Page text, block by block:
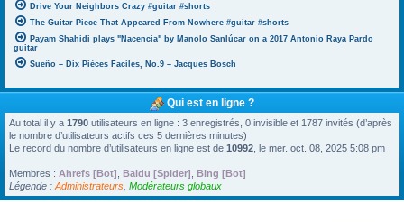
Drive Your Neighbors Crazy #guitar #shorts
The Guitar Piece That Appeared From Nowhere #guitar #shorts
Payam Shahidi plays "Nacencia" by Manolo Sanlúcar on a 2017 Antonio Raya Pardo
guitar
Sueño – Dix Pièces Faciles, No.9 – Jacques Bosch
Qui est en ligne ?
Au total il y a 1790 utilisateurs en ligne : 3 enregistrés, 0 invisible et 1787 invités (d’après
le nombre d’utilisateurs actifs ces 5 dernières minutes)
Le record du nombre d’utilisateurs en ligne est de 10992 , le mer. oct. 08, 2025 5:08 pm
Membres : Ahrefs [Bot] Baidu [Spider] Bing [Bot]
Légende : Administrateurs Modérateurs globaux